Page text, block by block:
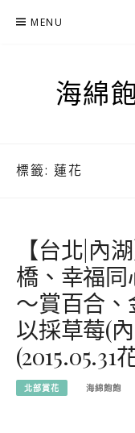
MENU
海綿
標籤: 蓮花
【台北|內
橋、幸福
～賞百合
以採草莓(
(2015.05.31
北部賞花 海綿飽飽